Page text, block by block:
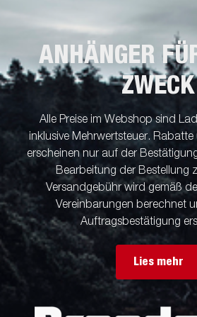
ANHÄNGER
ZWECK
Alle Preise im Webshop sind
inklusive Mehrwertsteuer.
erscheinen nur auf der
Bearbeitung der Bestellung
Versandgebühr wird gemäß
Vereinbarungen berechnet
Auftragsbestätigung
Lies mehr